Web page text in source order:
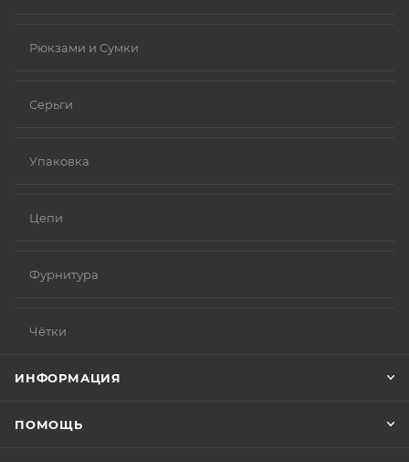
Рюкзами и Сумки
Серьги
Упаковка
Цепи
Фурнитура
Чётки
ИНФОРМАЦИЯ
ПОМОЩЬ